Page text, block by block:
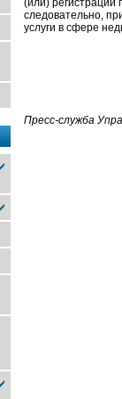
(или) регистрации
следовательно,
услуги в сфере
Пресс-служба